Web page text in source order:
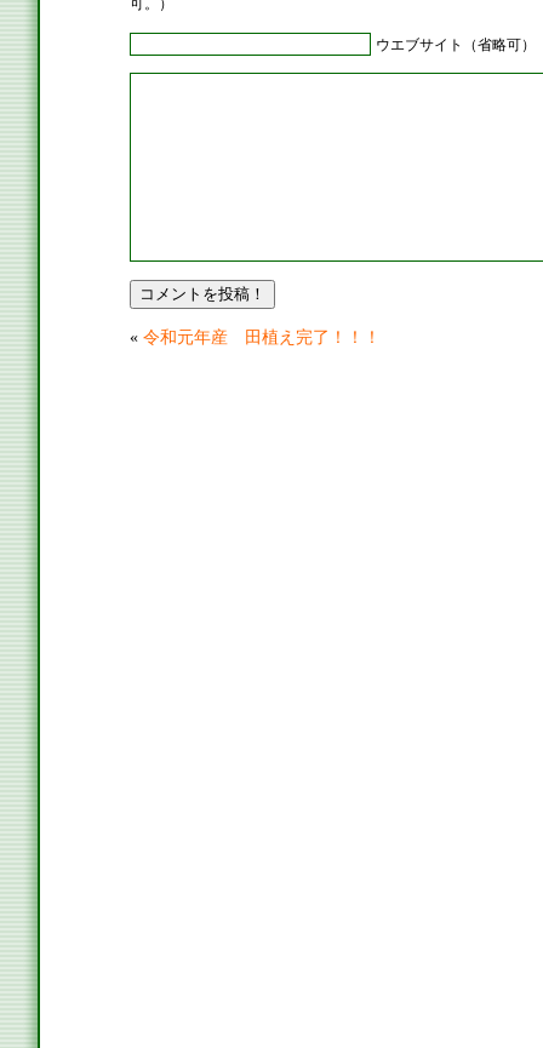
可。）
ウエブサイト（省略可）
« 令和元年産 田植え完了！！！